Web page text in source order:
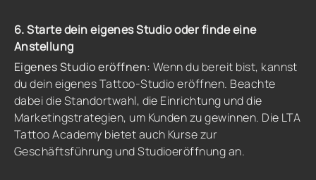
6. Starte dein eigenes Studio oder finde eine
Anstellung
Eigenes Studio eröffnen: Wenn du bereit bist, kannst
du dein eigenes Tattoo-Studio eröffnen. Beachte
dabei die Standortwahl, die Einrichtung und die
Marketingstrategien, um Kunden zu gewinnen. Die LTA
Tattoo Academy bietet auch Kurse zur
Geschäftsführung und Studioeröffnung an.